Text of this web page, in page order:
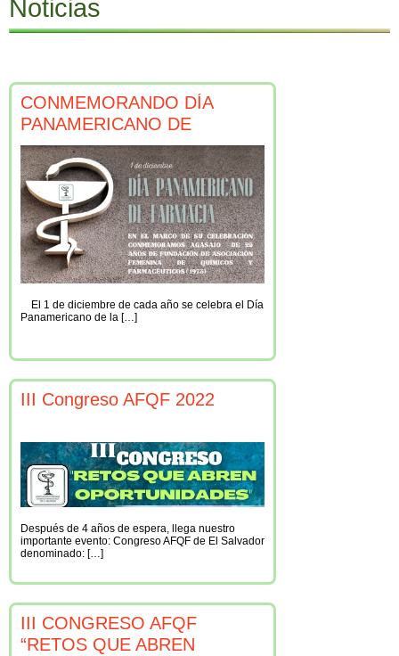
:
Noticias
CONMEMORANDO DÍA
PANAMERICANO DE
FARMACIA
El 1 de diciembre de cada año se celebra el Día
Panamericano de la […]
III Congreso AFQF 2022
Después de 4 años de espera, llega nuestro
importante evento: Congreso AFQF de El Salvador
denominado: […]
III CONGRESO AFQF
“RETOS QUE ABREN